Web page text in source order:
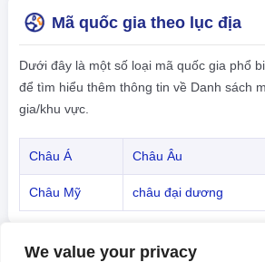
We value your privacy
Mã quốc gia theo lục địa
Dưới đây là một số loại mã quốc gia phổ
để tìm hiểu thêm thông tin về Danh sách
gia/khu vực.
Châu Á Châu Âu
Châu Mỹ châu đại dương